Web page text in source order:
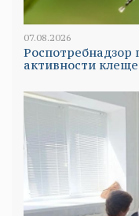
07.08.2026
Роспотребнадзор
активности